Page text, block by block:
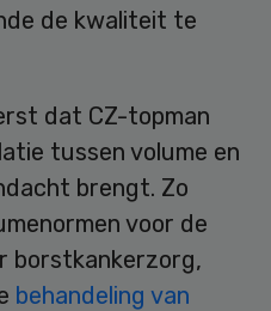
de kwaliteit te
dat CZ-topman
tussen volume en
brengt. Zo
voor de
borstkankerzorg,
behandeling van